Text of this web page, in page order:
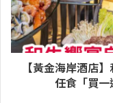
【黃金海岸酒店
任食「買一